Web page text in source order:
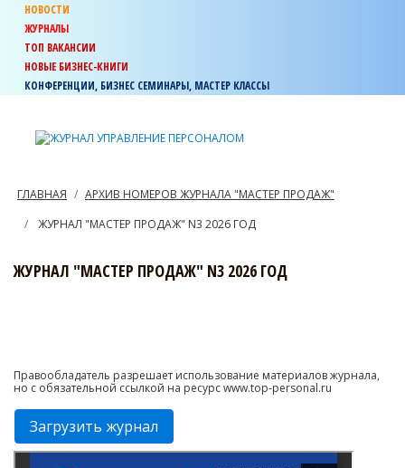
НОВОСТИ
ЖУРНАЛЫ
ТОП ВАКАНСИИ
НОВЫЕ БИЗНЕС-КНИГИ
КОНФЕРЕНЦИИ, БИЗНЕС СЕМИНАРЫ, МАСТЕР КЛАССЫ
ГЛАВНАЯ
АРХИВ НОМЕРОВ ЖУРНАЛА "МАСТЕР ПРОДАЖ"
ЖУРНАЛ "МАСТЕР ПРОДАЖ" N3 2026 ГОД
ЖУРНАЛ "МАСТЕР ПРОДАЖ" N3 2026 ГОД
Правообладатель разрешает использование материалов журнала,
но с обязательной ссылкой на ресурс www.top-personal.ru
Загрузить журнал